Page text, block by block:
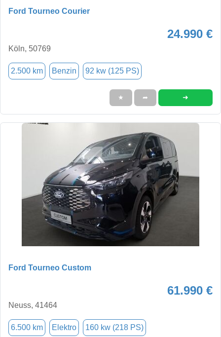
Ford Tourneo Courier
24.990 €
Köln, 50769
2.500 km Benzin 92 kw (125 PS)
★ ➦ ➜
Ford Tourneo Custom
61.990 €
Neuss, 41464
6.500 km Elektro 160 kw (218 PS)